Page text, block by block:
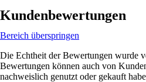
Kundenbewertungen
Bereich überspringen
Die Echtheit der Bewertungen wurde
Bewertungen können auch von
nachweislich genutzt oder gekauft